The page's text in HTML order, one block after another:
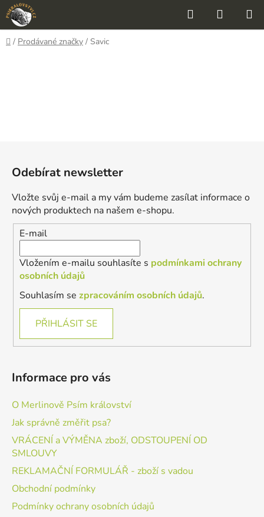
Přejít
na
obsah
Hledat
KOŠÍK
Domů
/ Prodávané značky / Savic
Odebírat newsletter
Vložte svůj e-mail a my vám budeme zasílat informace o
nových produktech na našem e-shopu.
E-mail
Vložením e-mailu souhlasíte s podmínkami ochrany
osobních údajů
Souhlasím se zpracováním osobních údajů.
PŘIHLÁSIT SE
Informace pro vás
O Merlinově Psím království
Jak správně změřit psa?
VRÁCENÍ a VÝMĚNA zboží, ODSTOUPENÍ OD
SMLOUVY
REKLAMAČNÍ FORMULÁŘ - zboží s vadou
Obchodní podmínky
Podmínky ochrany osobních údajů